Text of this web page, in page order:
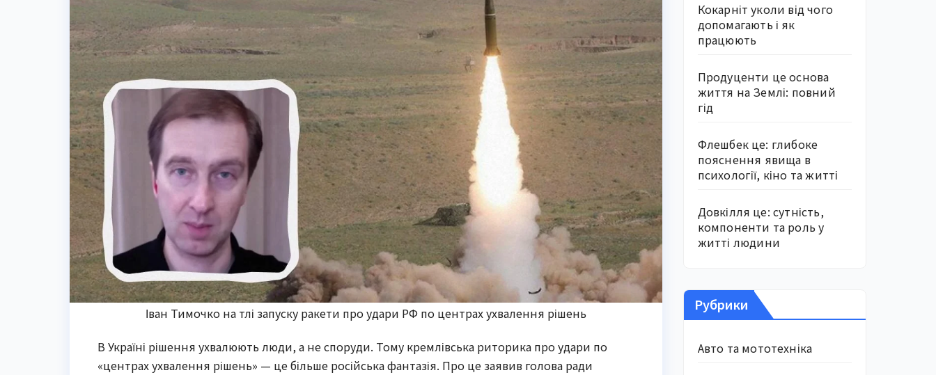
Іван Тимочко на тлі запуску ракети про удари РФ по центрах ухвалення рішень
В Україні рішення ухвалюють люди, а не споруди. Тому кремлівська риторика про удари по
«центрах ухвалення рішень» — це більше російська фантазія. Про це заявив голова ради
Кокарніт уколи від чого
допомагають і як
працюють
Продуценти це основа
життя на Землі: повний
гід
Флешбек це: глибоке
пояснення явища в
психології, кіно та житті
Довкілля це: сутність,
компоненти та роль у
житті людини
Рубрики
Авто та мототехніка